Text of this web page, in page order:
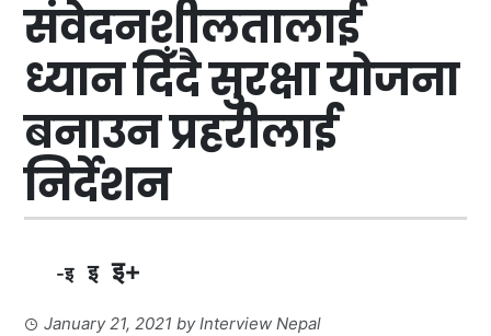
संवेदनशीलतालाई
ध्यान दिँदै सुरक्षा योजना
बनाउन प्रहरीलाई
निर्देशन
-इ इ इ+
January 21, 2021 byInterview Nepal